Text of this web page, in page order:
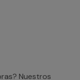
Nuestros